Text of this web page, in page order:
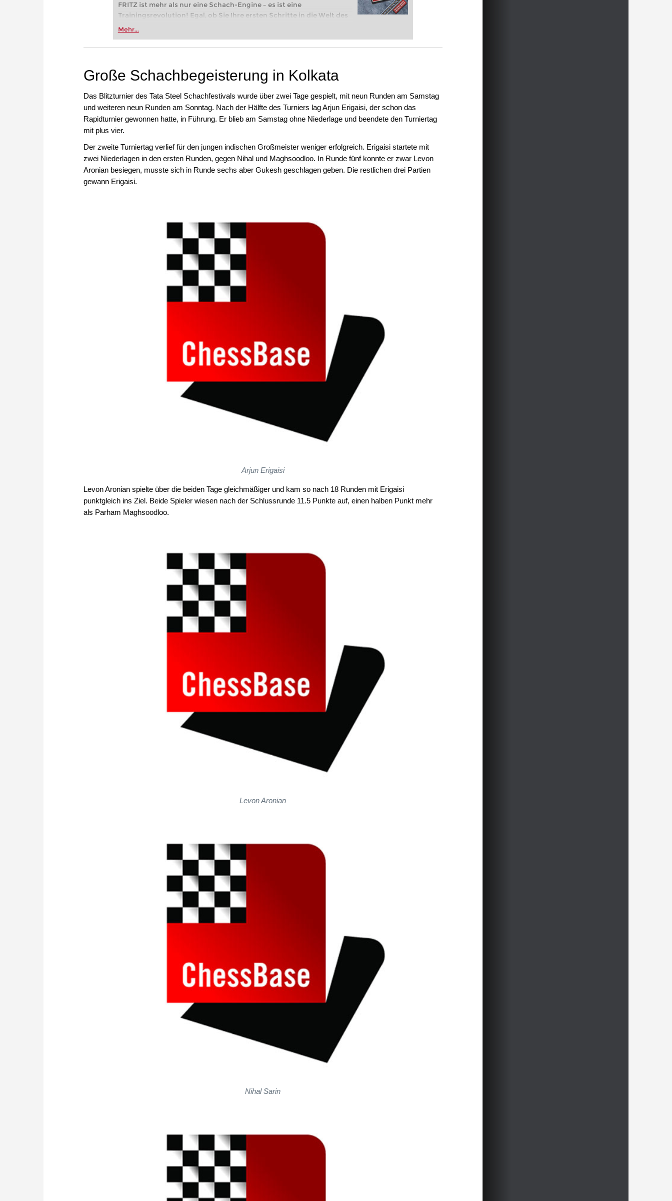
FRITZ ist mehr als nur eine Schach-Engine – es ist eine
Trainingsrevolution! Egal, ob Sie Ihre ersten Schritte in die Welt des
Vereinsschachs machen oder bereits auf Turnierniveau spielen: Mit
zuvor.
Mehr...
Große Schachbegeisterung in Kolkata
Das Blitzturnier des Tata Steel Schachfestivals wurde über zwei Tage gespielt, mit neun Runden am Samstag
und weiteren neun Runden am Sonntag. Nach der Hälfte des Turniers lag Arjun Erigaisi, der schon das
Rapidturnier gewonnen hatte, in Führung. Er blieb am Samstag ohne Niederlage und beendete den Turniertag
mit plus vier.
Der zweite Turniertag verlief für den jungen indischen Großmeister weniger erfolgreich. Erigaisi startete mit
zwei Niederlagen in den ersten Runden, gegen Nihal und Maghsoodloo. In Runde fünf konnte er zwar Levon
Aronian besiegen, musste sich in Runde sechs aber Gukesh geschlagen geben. Die restlichen drei Partien
gewann Erigaisi.
Arjun Erigaisi
Levon Aronian spielte über die beiden Tage gleichmäßiger und kam so nach 18 Runden mit Erigaisi
punktgleich ins Ziel. Beide Spieler wiesen nach der Schlussrunde 11.5 Punkte auf, einen halben Punkt mehr
als Parham Maghsoodloo.
Levon Aronian
Nihal Sarin